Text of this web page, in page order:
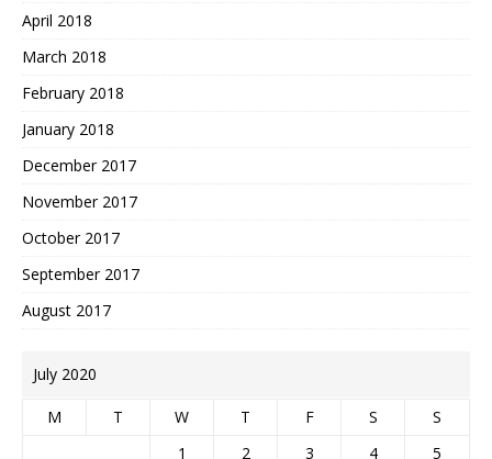
April 2018
March 2018
February 2018
January 2018
December 2017
November 2017
October 2017
September 2017
August 2017
July 2020
M T W T F S
S
1
2 3 4
5